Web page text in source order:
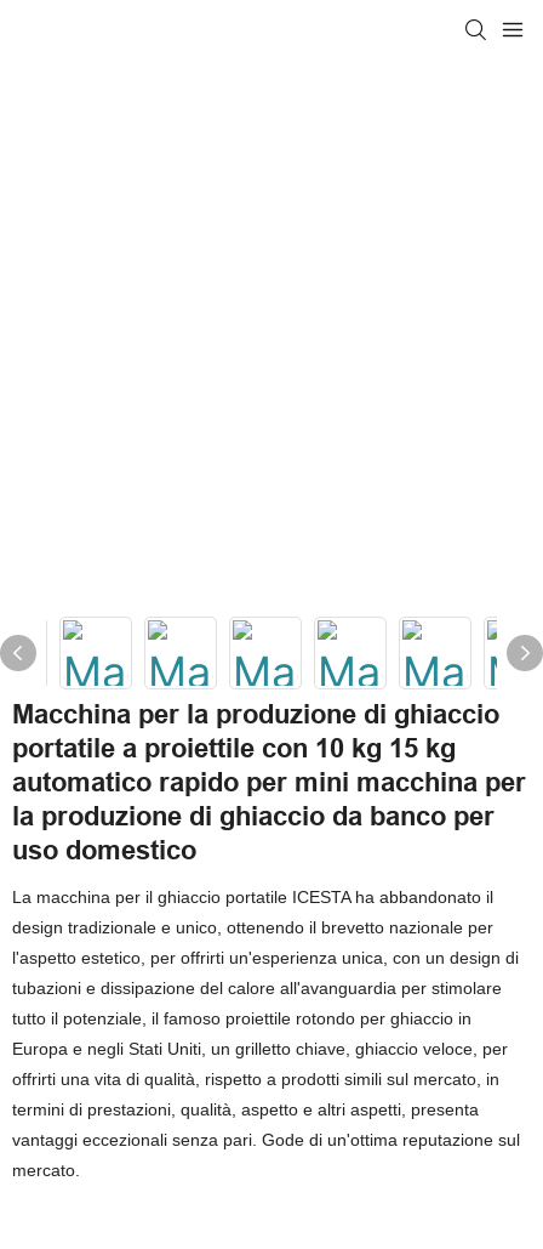
Macchina per la produzione di ghiaccio
portatile a proiettile con 10 kg 15 kg
automatico rapido per mini macchina per
la produzione di ghiaccio da banco per
uso domestico
La macchina per il ghiaccio portatile ICESTA ha abbandonato il
design tradizionale e unico, ottenendo il brevetto nazionale per
l'aspetto estetico, per offrirti un'esperienza unica, con un design di
tubazioni e dissipazione del calore all'avanguardia per stimolare
tutto il potenziale, il famoso proiettile rotondo per ghiaccio in
Europa e negli Stati Uniti, un grilletto chiave, ghiaccio veloce, per
offrirti una vita di qualità, rispetto a prodotti simili sul mercato, in
termini di prestazioni, qualità, aspetto e altri aspetti, presenta
vantaggi eccezionali senza pari. Gode di un'ottima reputazione sul
mercato.